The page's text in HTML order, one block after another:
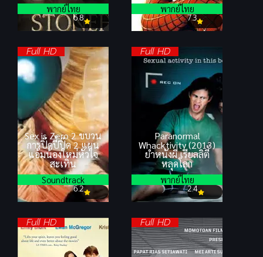
6.8
พากย์ไทย
7.3
พากย์ไทย
Full HD
Sex is Zero 2 ขบวน
การปิ๊ดปี้ปิ๊ด 2 แผน
แอ้มน้องใหม่หัวใจ
สะเทิ้น
6.2
Soundtrack
Full HD
Paranormal
Whacktivity (2013)
ยำหนังผี เรียลลิตี้
หลุดโลก
2.4
พากย์ไทย
Full HD Full HD